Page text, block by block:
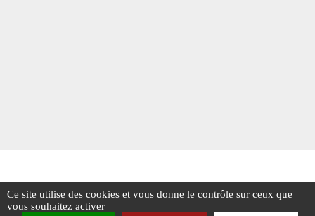
Ce site utilise des cookies et vous donne le contrôle sur ceux que
vous souhaitez activer